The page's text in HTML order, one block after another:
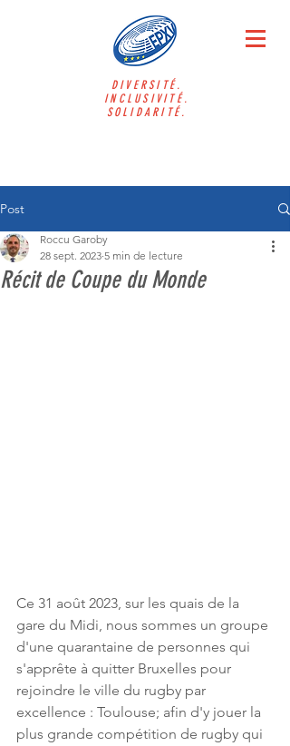
DIVERSITÉ.
INCLUSIVITÉ.
SOLIDARITÉ.
Post
Récit de Coupe du Monde
Roccu Garoby
28 sept. 2023 5 min de lecture
Ce 31 août 2023, sur les quais de la
gare du Midi, nous sommes un groupe
d'une quarantaine de personnes qui
s'apprête à quitter Bruxelles pour
rejoindre le ville du rugby par
excellence : Toulouse; afin d'y jouer la
plus grande compétition de rugby qui